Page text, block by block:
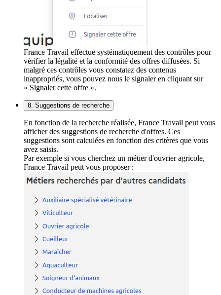
France Travail effectue systématiquement des contrôles pour
vérifier la légalité et la conformité des offres diffusées. Si
malgré ces contrôles vous constatez des contenus
inappropriés, vous pouvez nous le signaler en cliquant sur
« Signaler cette offre ».
8. Suggestions de recherche
En fonction de la recherche réalisée, France Travail peut vous
afficher des suggestions de recherche d'offres. Ces
suggestions sont calculées en fonction des critères que vous
avez saisis.
Par exemple si vous cherchez un métier d'ouvrier agricole,
France Travail peut vous proposer :